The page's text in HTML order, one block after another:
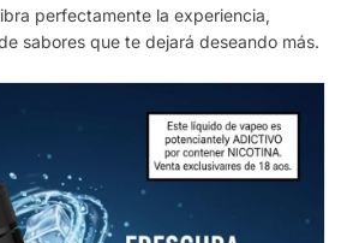
perfectamente la experiencia,
sabores que te dejará deseando más.